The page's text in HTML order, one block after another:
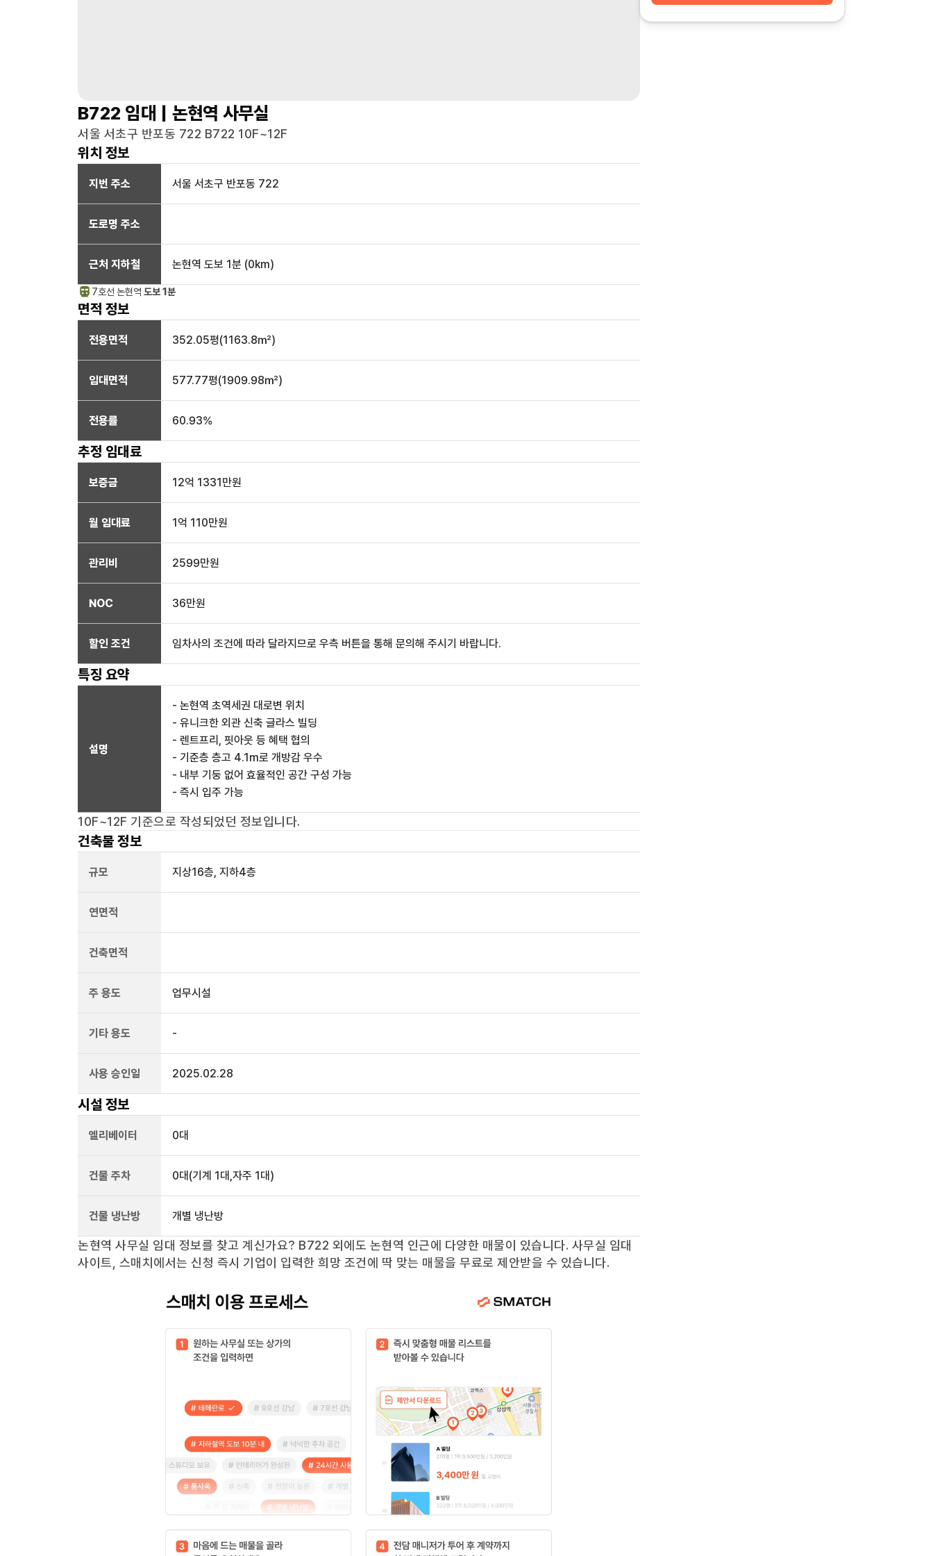
B722 임대 | 논현역 사무실
서울 서초구 반포동 722 B722 10F~12F
위치 정보
지번 주소 서울 서초구 반포동 722
도로명 주소
근처 지하철 논현역 도보 1분 (0km)
7호선 논현역 도보 1분
면적 정보
전용면적 352.05평(1163.8㎡)
임대면적 577.77평(1909.98㎡)
전용률 60.93%
추정 임대료
보증금 12억 1331만원
월 임대료 1억 110만원
관리비 2599만원
NOC 36만원
할인 조건 임차사의 조건에 따라 달라지므로 우측 버튼을 통해 문의해 주시기 바랍니다.
특징 요약
설명
- 논현역 초역세권 대로변 위치
- 유니크한 외관 신축 글라스 빌딩
- 렌트프리, 핏아웃 등 혜택 협의
- 기준층 층고 4.1m로 개방감 우수
- 내부 기둥 없어 효율적인 공간 구성 가능
- 즉시 입주 가능
10F~12F 기준으로 작성되었던 정보입니다.
건축물 정보
규모 지상16층, 지하4층
연면적
건축면적
주 용도 업무시설
기타 용도 -
사용 승인일 2025.02.28
시설 정보
엘리베이터 0대
건물 주차 0대 (기계 1대,자주 1대)
건물 냉난방 개별 냉난방
논현역 사무실 임대 정보를 찾고 계신가요? B722 외에도 논현역 인근에 다양한 매물이 있습니다. 사무실 임대
사이트, 스매치에서는 신청 즉시 기업이 입력한 희망 조건에 딱 맞는 매물을 무료로 제안받을 수 있습니다.